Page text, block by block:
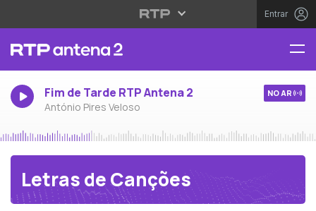
Entrar
Fim de Tarde RTP Antena 2
António Pires Veloso
NO AR
Letras de Canções